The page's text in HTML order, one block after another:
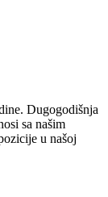
Dugogodišnja
sa našim
u našoj